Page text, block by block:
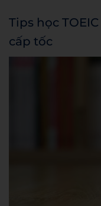
Tips học
cấp tốc